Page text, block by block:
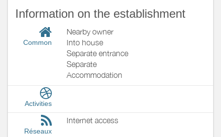
Information on the establishment
Common
Nearby owner
Into house
Separate entrance
Separate
Accommodation
Activities
Réseaux
Internet access